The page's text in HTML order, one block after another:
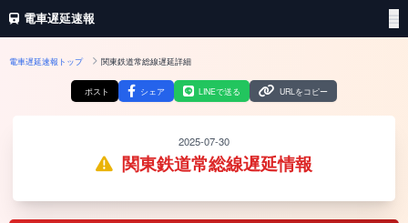
電車遅延速報
電車遅延速報トップ 関東鉄道常総線遅延詳細
ポスト シェア LINEで送る URLをコピー
2025-07-30
関東鉄道常総線遅延情報